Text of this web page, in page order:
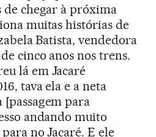
de chegar à próxima
muitas histórias de
Batista, vendedora
cinco anos nos trens.
lá em Jacaré
tava ela e a neta
[passagem para
andando muito
no Jacaré. E ele